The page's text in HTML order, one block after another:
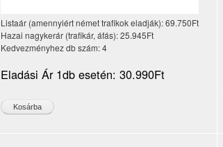
Listaár (amennyiért német trafikok eladják):69.750Ft
Hazai nagykerár (trafikár, áfás):25.945Ft
Kedvezményhez db szám:4
Eladási Ár 1db esetén: 30.990Ft